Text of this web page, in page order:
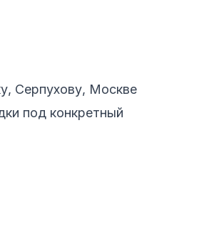
Серпухову, Москве
под конкретный